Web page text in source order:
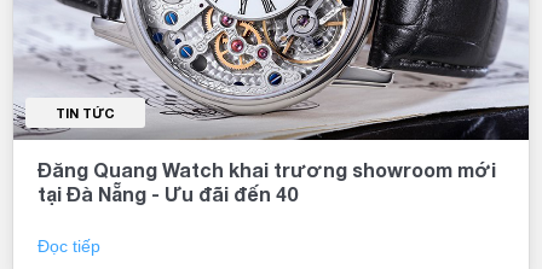
TIN TỨC
Đăng Quang Watch khai trương showroom mới
tại Đà Nẵng - Ưu đãi đến 40
Đọc tiếp